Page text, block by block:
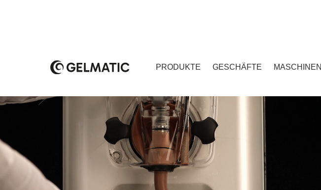
PRODUKTE GESCHÄFTE MASCHINEN